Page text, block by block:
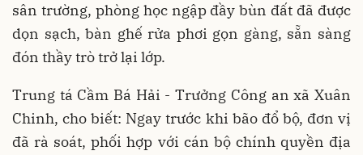
sân trường, phòng học ngập đầy bùn đất đã được
dọn sạch, bàn ghế rửa phơi gọn gàng, sẵn sàng
đón thầy trò trở lại lớp.
Trung tá Cầm Bá Hải - Trưởng Công an xã Xuân
Chinh, cho biết: Ngay trước khi bão đổ bộ, đơn vị
đã rà soát, phối hợp với cán bộ chính quyền địa